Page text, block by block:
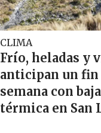
CLIMA
Frío, heladas y
anticipan un fin
semana con
térmica en San